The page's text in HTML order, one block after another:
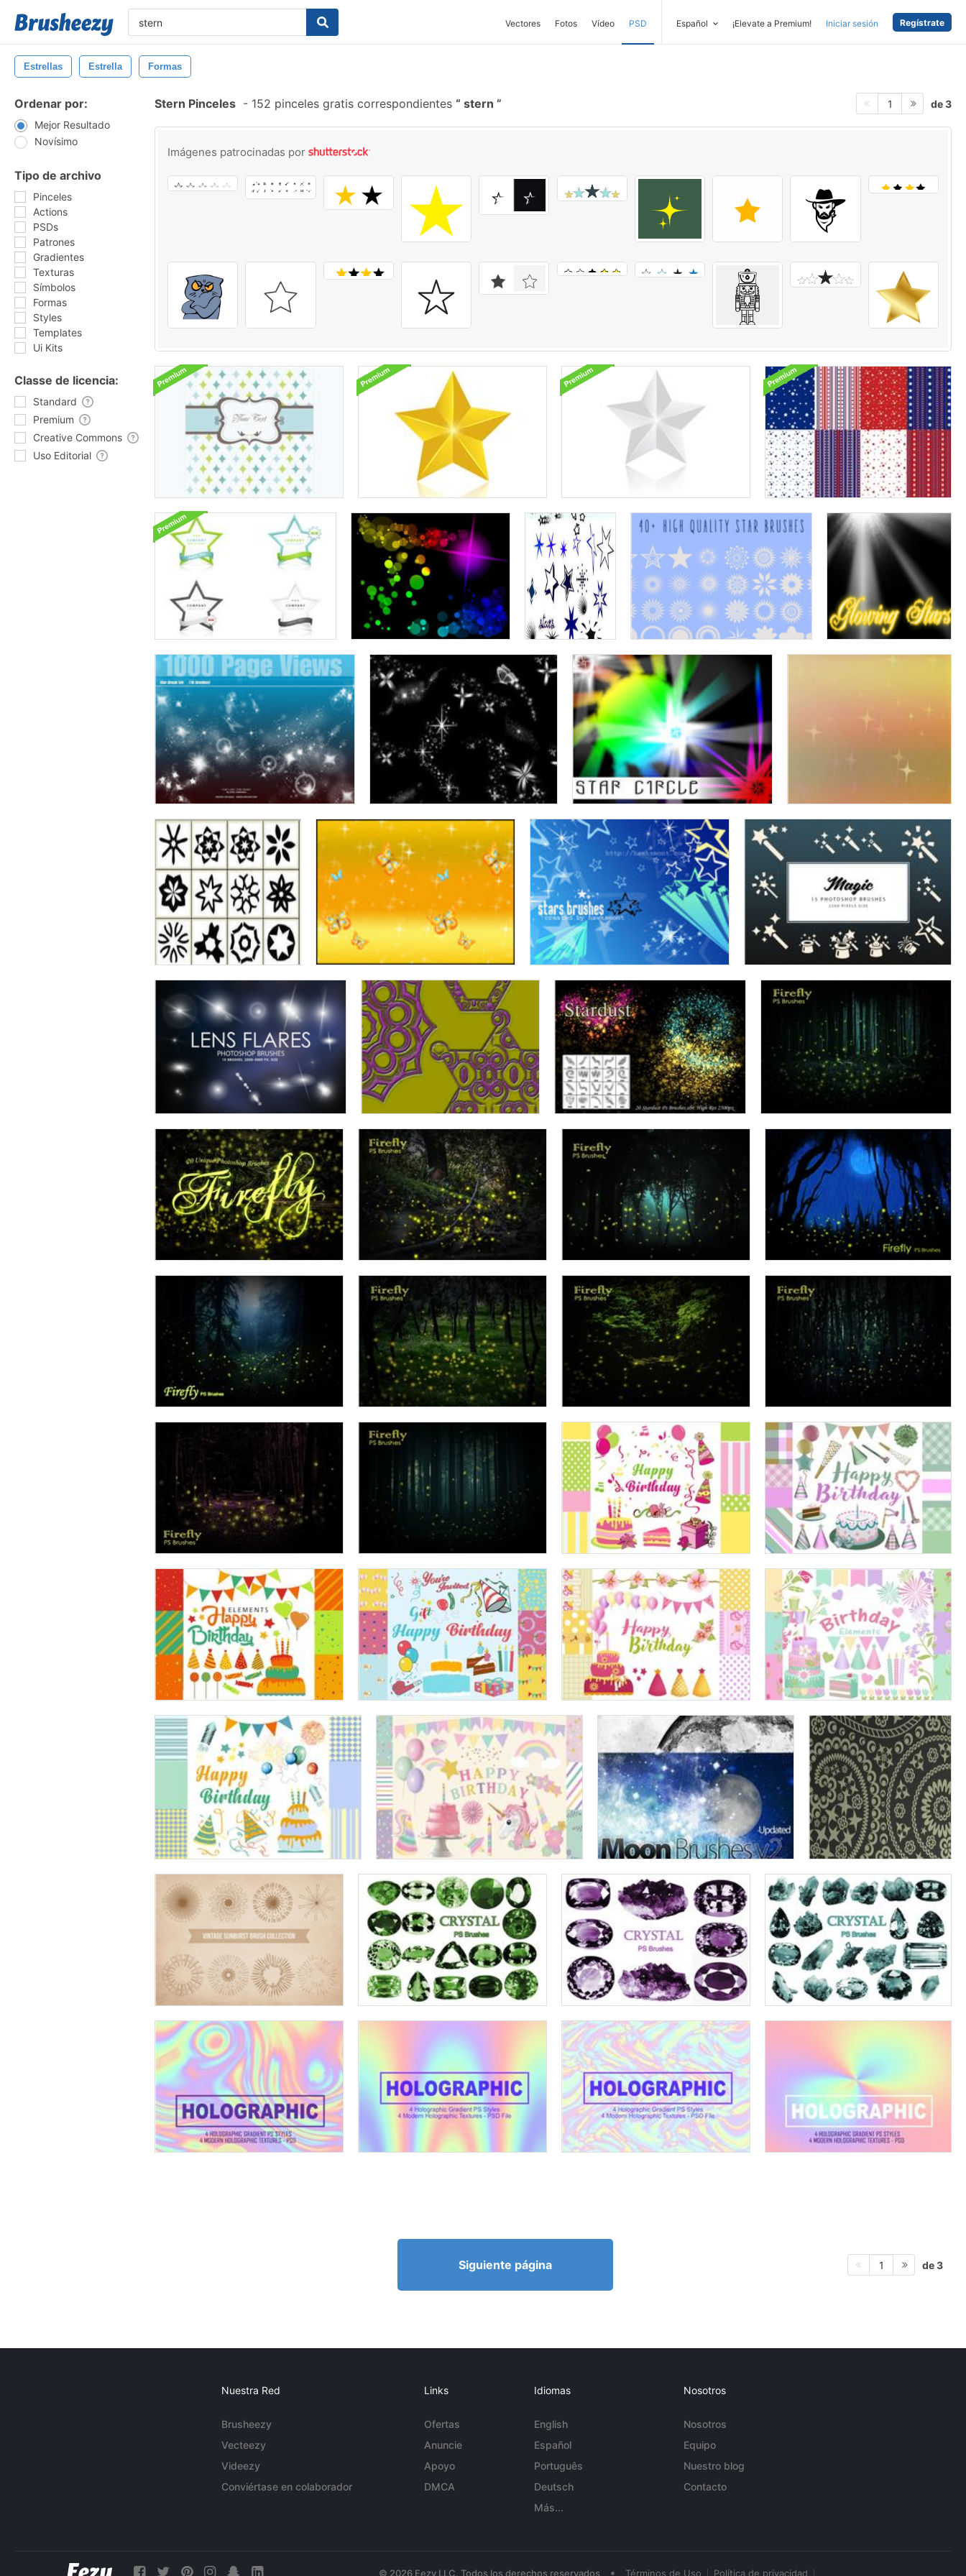
Vectores Fotos Vídeo PSD Español ¡Elevate a Premium! Iniciar sesión Regístrate
Estrellas Estrella Formas
Ordenar por:
Mejor Resultado
Novísimo
Tipo de archivo
Pinceles
Actions
PSDs
Patrones
Gradientes
Texturas
Símbolos
Formas
Styles
Templates
Ui Kits
Classe de licencia:
Standard
Premium
Creative Commons
Uso Editorial
Stern Pinceles - 152 pinceles gratis correspondientes stern 1 de 3
Imágenes patrocinadas por
Siguiente página 1 de 3
Nuestra Red
Brusheezy
Vecteezy
Videezy
Conviértase en colaborador
Links
Ofertas
Anuncie
Apoyo
DMCA
Idiomas
English
Español
Português
Deutsch
Más...
Nosotros
Nosotros
Equipo
Nuestro blog
Contacto
© 2026 Eezy LLC. Todos los derechos reservados • Términos de Uso Política de privacidad